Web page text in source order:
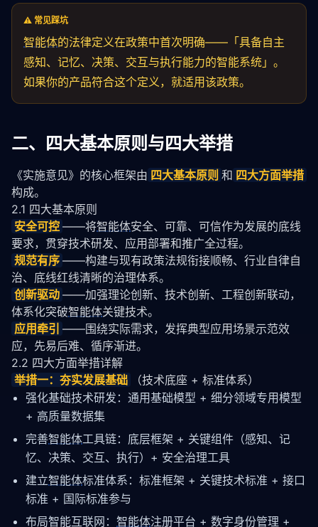
⚠️ 常见踩坑
智能体的法律定义在政策中首次明确——「具备自主
感知、记忆、决策、交互与执行能力的智能系统」。
如果你的产品符合这个定义，就适用该政策。
二、四大基本原则与四大举措
《实施意见》的核心框架由 四大基本原则 和 四大方面举措
构成。
2.1 四大基本原则
安全可控 ——将智能体安全、可靠、可信作为发展的底线
要求，贯穿技术研发、应用部署和推广全过程。
规范有序 ——构建与现有政策法规衔接顺畅、行业自律自
治、底线红线清晰的治理体系。
创新驱动 ——加强理论创新、技术创新、工程创新联动，
体系化突破智能体关键技术。
应用牵引 ——围绕实际需求，发挥典型应用场景示范效
应，先易后难、循序渐进。
2.2 四大方面举措详解
举措一：夯实发展基础
（技术底座 + 标准体系）
强化基础技术研发：通用基础模型 + 细分领域专用模型
+ 高质量数据集
完善智能体工具链：底层框架 + 关键组件（感知、记
忆、决策、交互、执行）+ 安全治理工具
建立智能体标准体系：标准框架 + 关键技术标准 + 接口
标准 + 国际标准参与
布局智能互联网： 智能体注册平台 + 数字身份管理 +